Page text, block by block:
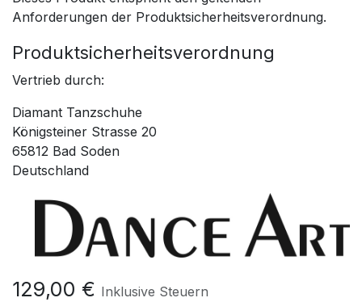
Anforderungen der Produktsicherheitsverordnung.
Produktsicherheitsverordnung
Vertrieb durch:
Diamant Tanzschuhe
Königsteiner Strasse 20
65812 Bad Soden
Deutschland
129,00 € Inklusive Steuern